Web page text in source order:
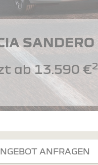
SANDERO
ab 13.590 €2
ANFRAGEN